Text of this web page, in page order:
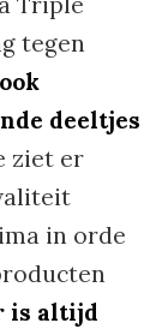
tegen
ook
deeltjes
ziet er
in orde
is altijd